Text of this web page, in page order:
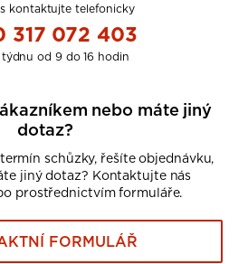
kontaktujte telefonicky
317 072 403
od 9 do 16 hodin
nebo máte jiný
dotaz?
schůzky, řešíte objednávku,
jiný dotaz? Kontaktujte nás
prostřednictvím formuláře.
FORMULÁŘ